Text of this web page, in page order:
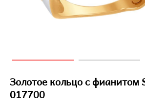
Золотое кольцо с фианитом
017700